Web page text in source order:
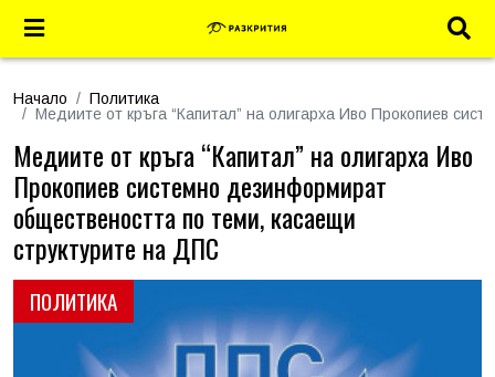
Начало
Политика
Медиите от кръга “Капитал” на олигарха Иво Прокопиев
ПОЛИТИКА
Медиите от кръга “Капитал” на олигарха Иво
Прокопиев системно дезинформират
обществеността по теми, касаещи
структурите на ДПС